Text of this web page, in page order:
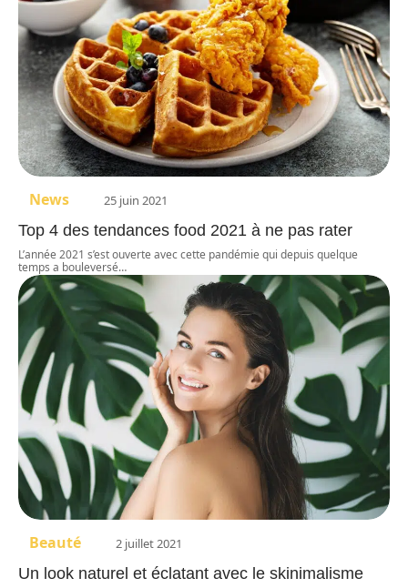
News 25 juin 2021
Top 4 des tendances food 2021 à ne pas rater
L’année 2021 s’est ouverte avec cette pandémie qui depuis quelque
temps a bouleversé…
Beauté 2 juillet 2021
Un look naturel et éclatant avec le skinimalisme